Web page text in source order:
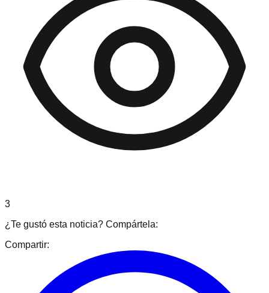
3
¿Te gustó esta noticia? Compártela:
Compartir: